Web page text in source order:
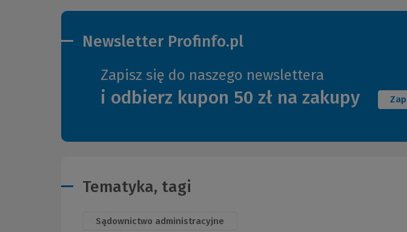
Newsletter Profinfo.pl
Zapisz się do naszego newslettera
i odbierz kupon 50 zł na zakupy
Tematyka, tagi
Sądownictwo administracyjne